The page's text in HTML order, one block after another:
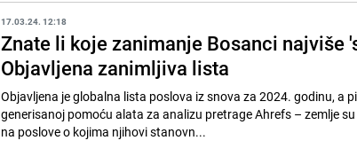
17.03.24. 12:18
Znate li koje zanimanje Bosanci najviše
Objavljena zanimljiva lista
Objavljena je globalna lista poslova iz snova za 2024. godinu, a
generisanoj pomoću alata za analizu pretrage Ahrefs – zemlje
na poslove o kojima njihovi stanovn...